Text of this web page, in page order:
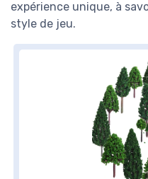
expérience unique, à
style de jeu.